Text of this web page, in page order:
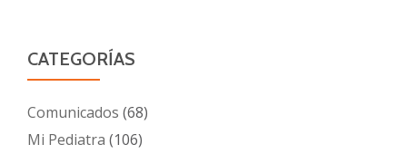
CATEGORÍAS
Comunicados (68)
Mi Pediatra (106)